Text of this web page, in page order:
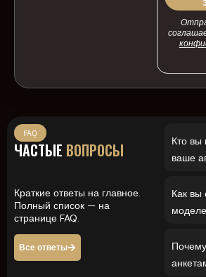
FAQ
ЧАСТЫЕ ВОПРОСЫ
Краткие ответы на главное.
Полный список — на
странице FAQ.
Все ответы
Кто вы
ваше
Как вы